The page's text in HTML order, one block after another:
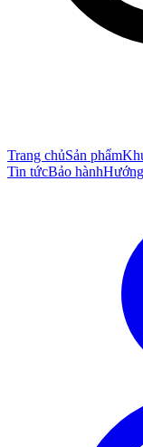
Trang chủSản phẩm
Tin tứcBảo hành